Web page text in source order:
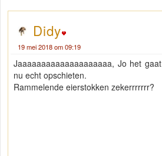
Didy
19 mei 2018 om 09:19
Jaaaaaaaaaaaaaaaaaaaa, Jo het gaat
nu echt opschieten.
Rammelende eierstokken zekerrrrrrr?